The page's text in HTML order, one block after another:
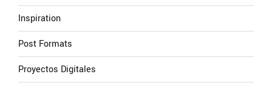
Inspiration
Post Formats
Proyectos Digitales